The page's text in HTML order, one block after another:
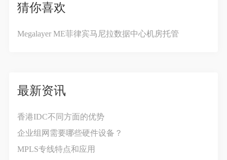
猜你喜欢
Megalayer ME菲律宾马尼拉数据中心机房托管
最新资讯
香港IDC不同方面的优势
企业组网需要哪些硬件设备？
MPLS专线特点和应用